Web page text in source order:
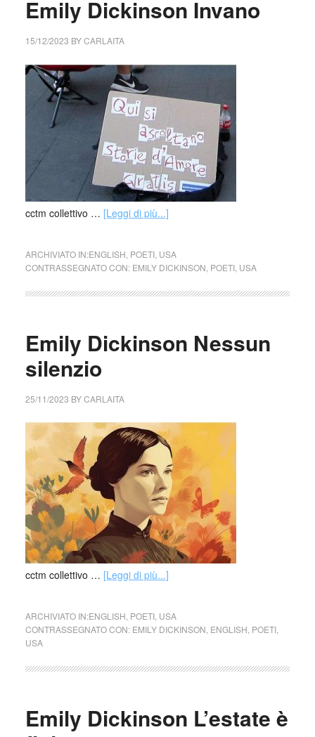
Emily Dickinson Invano
15/12/2023 BYCARLAITA
cctm collettivo … [Leggi di più...]
ARCHIVIATO IN:ENGLISH POETI, USA
CONTRASSEGNATO CON: EMILY DICKINSON POETI, USA
Emily Dickinson Nessun
silenzio
25/11/2023 BYCARLAITA
cctm collettivo … [Leggi di più...]
ARCHIVIATO IN:ENGLISH POETI, USA
CONTRASSEGNATO CON: EMILY DICKINSON ENGLISH POETI,
USA
Emily Dickinson L’estate è